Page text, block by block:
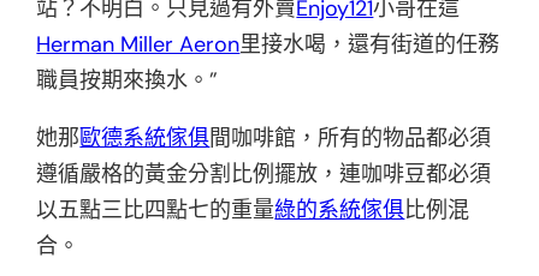
站？不明白。只見過有外賣Enjoy121小哥在這
Herman Miller Aeron里接水喝，還有街道的任務
職員按期來換水。”
她那歐德系統傢俱間咖啡館，所有的物品都必須
遵循嚴格的黃金分割比例擺放，連咖啡豆都必須
以五點三比四點七的重量綠的系統傢俱比例混
合。